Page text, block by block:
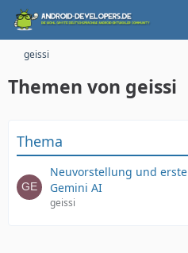
geissi
Themen von geissi
Thema
Neuvorstellung und
Gemini AI
geissi